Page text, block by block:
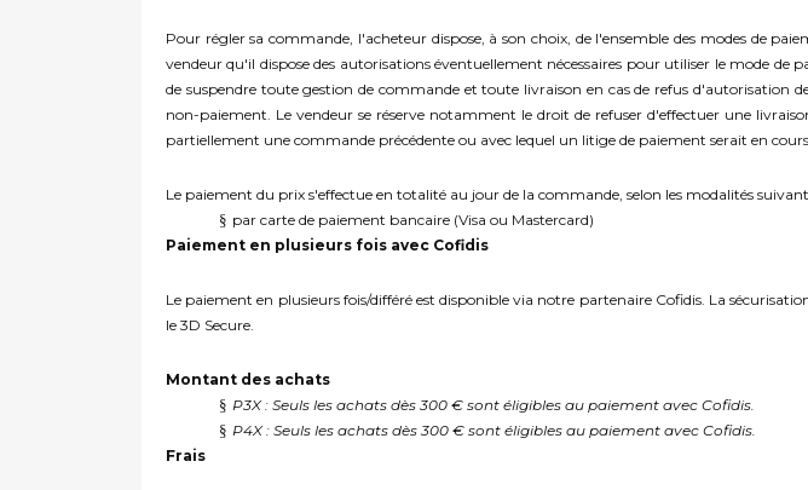
Pour régler sa commande, l'acheteur dispose, à son choix, de l'ensemble des modes de
vendeur qu'il dispose des autorisations éventuellement nécessaires pour utiliser le mode
de suspendre toute gestion de commande et toute livraison en cas de refus d'autorisation
non-paiement. Le vendeur se réserve notamment le droit de refuser d'effectuer une
partiellement une commande précédente ou avec lequel un litige de paiement serait en
Le paiement du prix s'effectue en totalité au jour de la commande, selon les modalités
§ par carte de paiement bancaire (Visa ou Mastercard)
Paiement en plusieurs fois avec Cofidis
Le paiement en plusieurs fois/différé est disponible via notre partenaire Cofidis. La
le 3D Secure.
Montant des achats
§ P3X : Seuls les achats dès 300 € sont éligibles au paiement avec Cofidis.
§ P4X : Seuls les achats dès 300 € sont éligibles au paiement avec Cofidis.
Frais